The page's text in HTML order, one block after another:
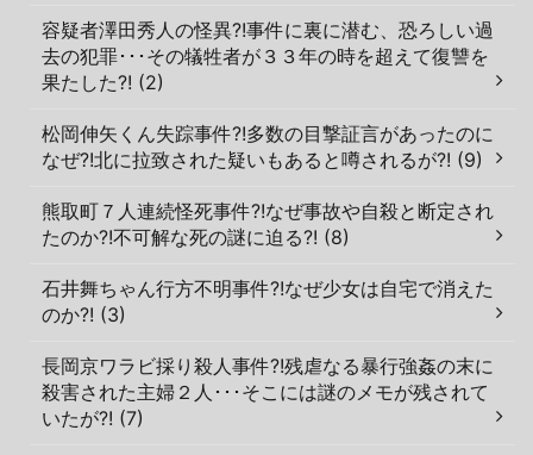
容疑者澤田秀人の怪異?!事件に裏に潜む、恐ろしい過
去の犯罪･･･その犠牲者が３３年の時を超えて復讐を
果たした?! (2)
松岡伸矢くん失踪事件?!多数の目撃証言があったのに
なぜ?!北に拉致された疑いもあると噂されるが?! (9)
熊取町７人連続怪死事件?!なぜ事故や自殺と断定され
たのか?!不可解な死の謎に迫る?! (8)
石井舞ちゃん行方不明事件?!なぜ少女は自宅で消えた
のか?! (3)
長岡京ワラビ採り殺人事件?!残虐なる暴行強姦の末に
殺害された主婦２人･･･そこには謎のメモが残されて
いたが?! (7)